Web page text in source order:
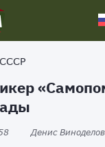
Денис Виноделов